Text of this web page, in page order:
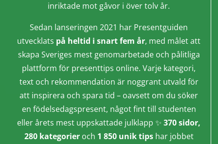
inriktade mot gåvor i över tolv år.
Sedan lanseringen 2021 har Presentguiden
utvecklats på heltid i snart fem år, med målet att
skapa Sveriges mest genomarbetade och pålitliga
plattform för presenttips online. Varje kategori,
text och rekommendation är noggrant utvald för
att inspirera och spara tid – oavsett om du söker
en födelsedagspresent, något fint till studenten
eller årets mest uppskattade julklapp ✨ 370 sidor,
280 kategorieroch 1 850 unik tipshar jobbet